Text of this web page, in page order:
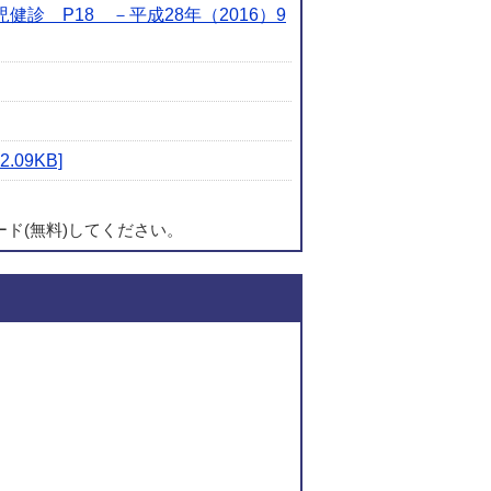
児健診 P18 －平成28年（2016）9
ド(無料)してください。